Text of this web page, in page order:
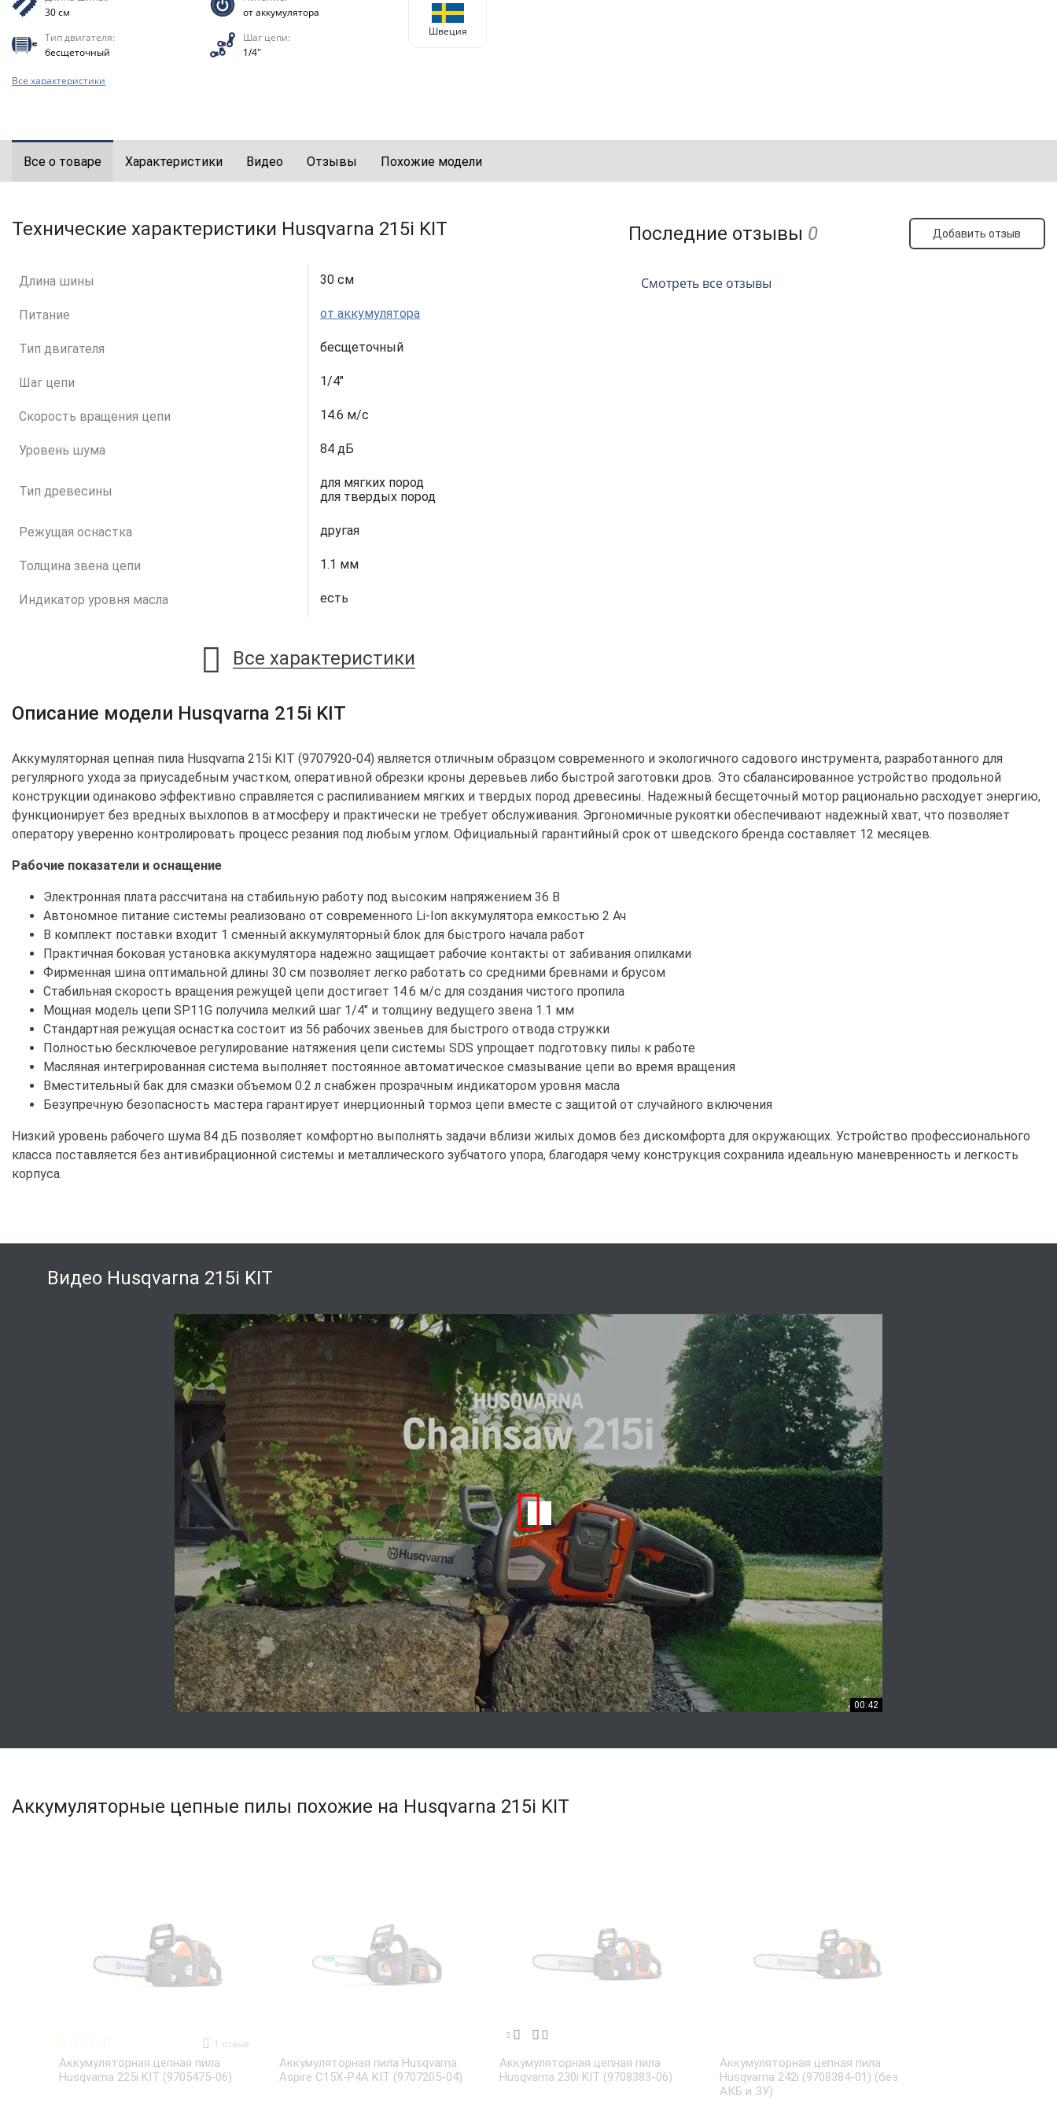
Швеция
30 см
от аккумулятора
Тип двигателя:
бесщеточный
Шаг цепи:
1/4"
Все характеристики
Все о товаре Характеристики Видео Отзывы Похожие модели
Технические характеристики Husqvarna 215i KIT
Длина шины 30 см
Питание от аккумулятора
Тип двигателя бесщеточный
Шаг цепи 1/4"
Скорость вращения цепи 14.6 м/с
Уровень шума 84 дБ
Тип древесины
для мягких пород
для твердых пород
Режущая оснастка другая
Толщина звена цепи 1.1 мм
Индикатор уровня масла есть
Все характеристики
Последние отзывы 0 Добавить отзыв
Смотреть все отзывы
Описание модели Husqvarna 215i KIT
Аккумуляторная цепная пила Husqvarna 215i KIT (9707920-04) является отличным образцом современного и экологичного садового инструмента, разработанного для
регулярного ухода за приусадебным участком, оперативной обрезки кроны деревьев либо быстрой заготовки дров. Это сбалансированное устройство продольной
конструкции одинаково эффективно справляется с распиливанием мягких и твердых пород древесины. Надежный бесщеточный мотор рационально расходует энергию,
функционирует без вредных выхлопов в атмосферу и практически не требует обслуживания. Эргономичные рукоятки обеспечивают надежный хват, что позволяет
оператору уверенно контролировать процесс резания под любым углом. Официальный гарантийный срок от шведского бренда составляет 12 месяцев.
Рабочие показатели и оснащение
Электронная плата рассчитана на стабильную работу под высоким напряжением 36 В
Автономное питание системы реализовано от современного Li-Ion аккумулятора емкостью 2 Ач
В комплект поставки входит 1 сменный аккумуляторный блок для быстрого начала работ
Практичная боковая установка аккумулятора надежно защищает рабочие контакты от забивания опилками
Фирменная шина оптимальной длины 30 см позволяет легко работать со средними бревнами и брусом
Стабильная скорость вращения режущей цепи достигает 14.6 м/с для создания чистого пропила
Мощная модель цепи SP11G получила мелкий шаг 1/4" и толщину ведущего звена 1.1 мм
Стандартная режущая оснастка состоит из 56 рабочих звеньев для быстрого отвода стружки
Полностью бесключевое регулирование натяжения цепи системы SDS упрощает подготовку пилы к работе
Масляная интегрированная система выполняет постоянное автоматическое смазывание цепи во время вращения
Вместительный бак для смазки объемом 0.2 л снабжен прозрачным индикатором уровня масла
Безупречную безопасность мастера гарантирует инерционный тормоз цепи вместе с защитой от случайного включения
Низкий уровень рабочего шума 84 дБ позволяет комфортно выполнять задачи вблизи жилых домов без дискомфорта для окружающих. Устройство профессионального
класса поставляется без антивибрационной системы и металлического зубчатого упора, благодаря чему конструкция сохранила идеальную маневренность и легкость
корпуса.
Видео Husqvarna 215i KIT
00:42
Аккумуляторные цепные пилы похожие на Husqvarna 215i KIT
1 отзыв
Аккумуляторная цепная пила
Husqvarna 225i KIT (9705475-06)
Аккумуляторная пила Husqvarna
Aspire C15X-P4A KIT (9707205-04)
Аккумуляторная цепная пила
Husqvarna 230i KIT (9708383-06)
Аккумуляторная цепная пила
Husqvarna 242i (9708384-01) (без
АКБ и ЗУ)